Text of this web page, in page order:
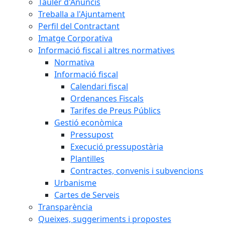
Treballa a l'Ajuntament
Perfil del Contractant
Imatge Corporativa
Informació fiscal i altres normatives
Normativa
Informació fiscal
Calendari fiscal
Ordenances Fiscals
Tarifes de Preus Públics
Gestió econòmica
Pressupost
Execució pressupostària
Plantilles
Contractes, convenis i subvencions
Urbanisme
Cartes de Serveis
Transparència
Queixes, suggeriments i propostes